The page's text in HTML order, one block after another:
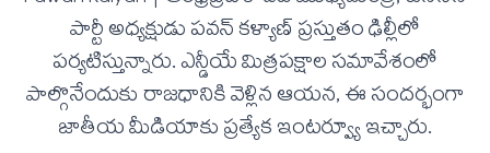
పార్టీ అధ్యక్షుడు పవన్ కళ్యాణ్ ప్రస్తుతం ఢిల్లీలో
పర్యటిస్తున్నారు. ఎన్డీయే మిత్రపక్షాల సమావేశంలో
పాల్గొనేందుకు రాజధానికి వెళ్లిన ఆయన, ఈ సందర్భంగా
జాతీయ మీడియాకు ప్రత్యేక ఇంటర్వ్యూ ఇచ్చారు.